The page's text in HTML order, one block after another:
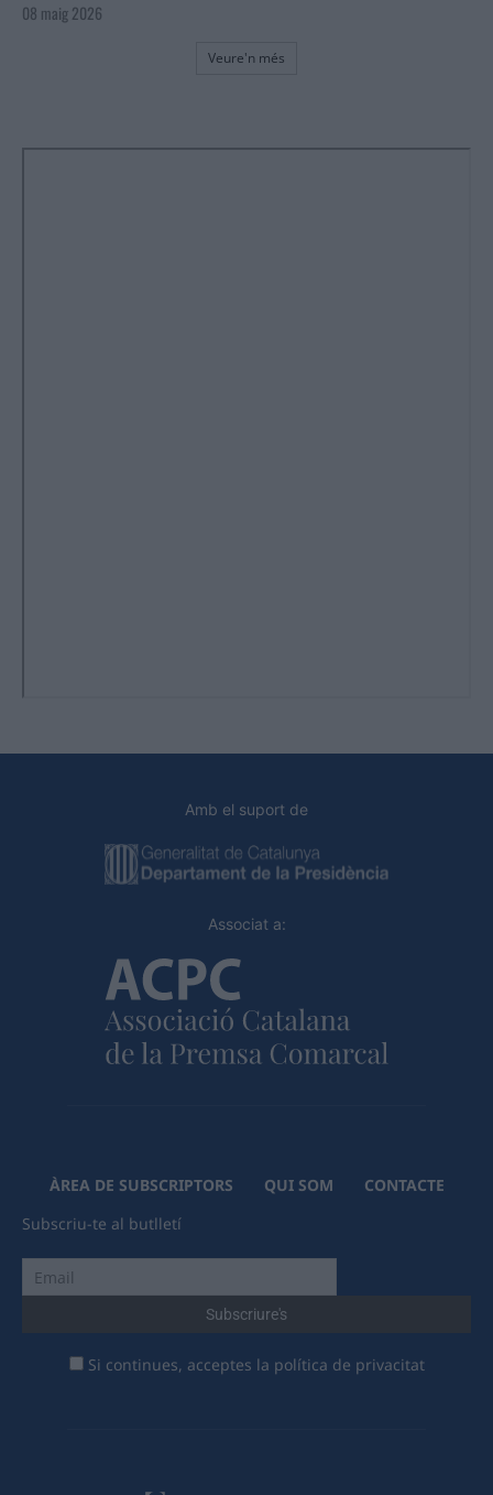
08 maig 2026
Veure'n més
Amb el suport de
Associat a:
ÀREA DE SUBSCRIPTORS QUI SOM
CONTACTE
Subscriu-te al butlletí
Si continues, acceptes la política de privacitat